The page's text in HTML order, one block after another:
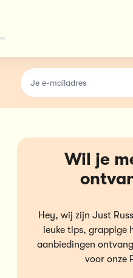
email
Wil je
Hey, wij zijn Just
leuke tips, grappige
aanbiedingen
voor onze